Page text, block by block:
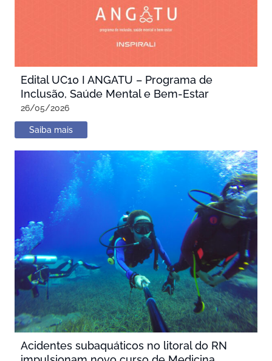
Edital UC10 I ANGATU – Programa de
Inclusão, Saúde Mental e Bem-Estar
26/05/2026
Saiba mais
Acidentes subaquáticos no litoral do RN